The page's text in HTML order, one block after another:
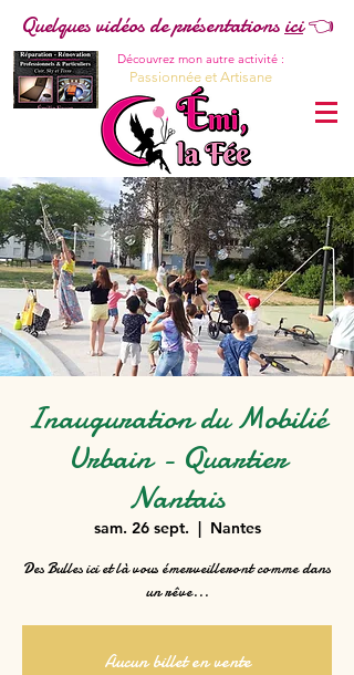
Quelques vidéos de présentationsici👈
Découvrez mon autre activité :
Passionnée et Artisane
Inauguration du Mobilié
Urbain - Quartier
Nantais
sam. 26 sept.
  |
Nantes
Des Bulles ici et là vous émerveilleront comme dans
un rêve...
Aucun billet en vente